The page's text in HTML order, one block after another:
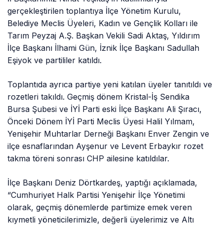
gerçekleştirilen toplantıya İlçe Yönetim Kurulu,
Belediye Meclis Üyeleri, Kadın ve Gençlik Kolları ile
Tarım Peyzaj A.Ş. Başkan Vekili Sadi Aktaş, Yıldırım
İlçe Başkanı İlhami Gün, İznik İlçe Başkanı Sadullah
Eşiyok ve partililer katıldı.
Toplantıda ayrıca partiye yeni katılan üyeler tanıtıldı ve
rozetleri takıldı. Geçmiş dönem Kristal-İş Sendika
Bursa Şubesi ve İYİ Parti eski İlçe Başkanı Ali Şıracı,
Önceki Dönem İYİ Parti Meclis Üyesi Halil Yılmam,
Yenişehir Muhtarlar Derneği Başkanı Enver Zengin ve
ilçe esnaflarından Ayşenur ve Levent Erbaykır rozet
takma töreni sonrası CHP ailesine katıldılar.
İlçe Başkanı Deniz Dörtkardeş, yaptığı açıklamada,
“Cumhuriyet Halk Partisi Yenişehir İlçe Yönetimi
olarak, geçmiş dönemlerde partimize emek veren
kıymetli yöneticilerimizle, değerli üyelerimiz ve Altı